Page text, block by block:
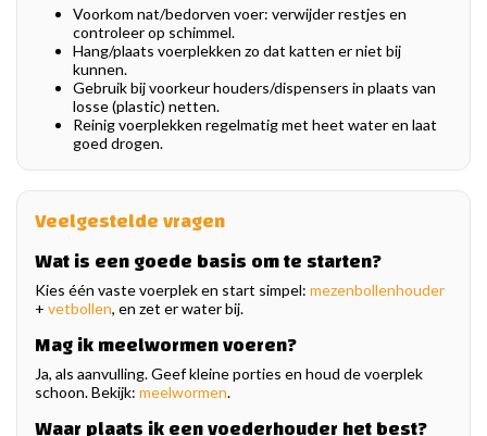
Voorkom nat/bedorven voer: verwijder restjes en
controleer op schimmel.
Hang/plaats voerplekken zo dat katten er niet bij
kunnen.
Gebruik bij voorkeur houders/dispensers in plaats van
losse (plastic) netten.
Reinig voerplekken regelmatig met heet water en laat
goed drogen.
Veelgestelde vragen
Wat is een goede basis om te starten?
Kies één vaste voerplek en start simpel: mezenbollenhouder
+ vetbollen, en zet er water bij.
Mag ik meelwormen voeren?
Ja, als aanvulling. Geef kleine porties en houd de voerplek
schoon. Bekijk: meelwormen.